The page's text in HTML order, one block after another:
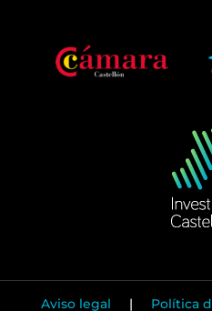
Aviso legal | Política